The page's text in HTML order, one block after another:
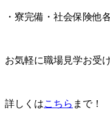
・寮完備・社会保険他
お気軽に職場見学お受
詳しくはこちら まで！